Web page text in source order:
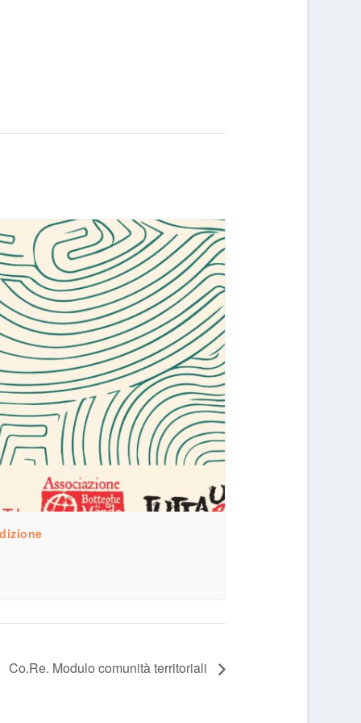
Co.Re. Modulo comunità territoriali